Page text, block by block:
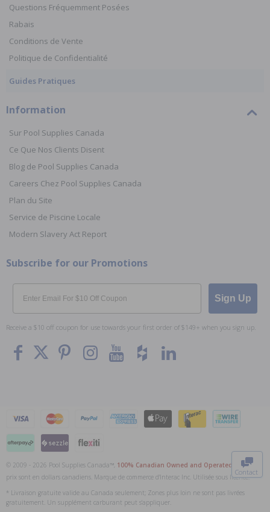
Contact
Questions Fréquemment Posées
Rabais
Conditions de Vente
Politique de Confidentialité
Guides Pratiques
Information
Sur Pool Supplies Canada
Ce Que Nos Clients Disent
Blog de Pool Supplies Canada
Careers Chez Pool Supplies Canada
Plan du Site
Service de Piscine Locale
Modern Slavery Act Report
Subscribe for our Promotions
Email
Sign Up
Receive a $10 off coupon for use towards your first order of $149+ when you sign up.
© 2009 - 2026 Pool Supplies Canada™, 100% Canadian Owned and Operated
. Tous les
prix sont en dollars canadiens. Marque de commerce d'Interac Inc. Utilisée sous licence.
* Livraison gratuite valide au Canada seulement; Zones plus loin ne sont pas livrées
gratuitement. Un supplément carburant peut s'appliquer.